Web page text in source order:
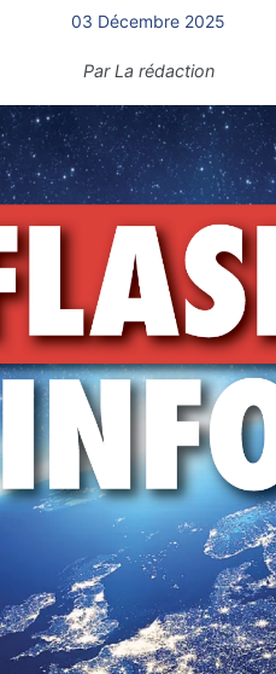
03 Décembre 2025
ParLa rédaction